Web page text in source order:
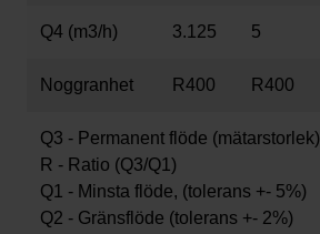
Q4 (m3/h) 3.125 5
Noggranhet R400 R400
Q3 - Permanent flöde (mätarstorlek)
R - Ratio (Q3/Q1)
Q1 - Minsta flöde, (tolerans +- 5%)
Q2 - Gränsflöde (tolerans +- 2%)